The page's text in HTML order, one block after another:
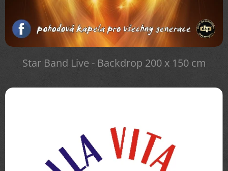
Star Band Live - Backdrop 200 x 150 cm